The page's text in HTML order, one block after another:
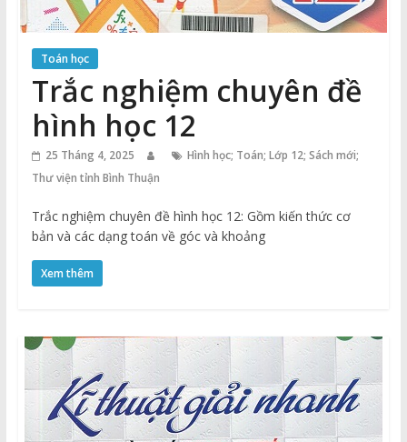
Toán học
Trắc nghiệm chuyên đề
hình học 12
25 Tháng 4, 2025
Hình học; Toán; Lớp 12; Sách mới;
Thư viện tỉnh Bình Thuận
Trắc nghiệm chuyên đề hình học 12: Gồm kiến thức cơ
bản và các dạng toán về góc và khoảng
Xem thêm